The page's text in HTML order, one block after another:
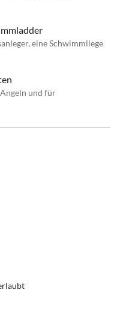
eine Schwimmliege
und für